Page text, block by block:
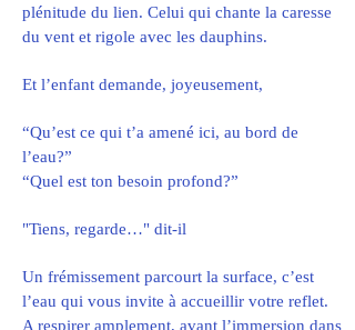
plénitude du lien. Celui qui chante la caresse
du vent et rigole avec les dauphins.
Et l’enfant demande, joyeusement,
“Qu’est ce qui t’a amené ici, au bord de
l’eau?”
“Quel est ton besoin profond?”
"Tiens, regarde…" dit-il
Un frémissement parcourt la surface, c’est
l’eau qui vous invite à accueillir votre reflet.
A respirer amplement, avant l’immersion dans